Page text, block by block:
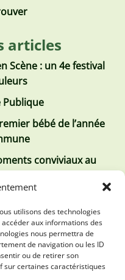
utilisons des technologies
aux informations des
nous permettra de
de navigation ou les ID
ou de retirer son
sur certaines caractéristiques
articles
Scène : un 4e festival
Publique
bébé de l’année
conviviaux au
rendus
juillet 2026
30 avril 2026